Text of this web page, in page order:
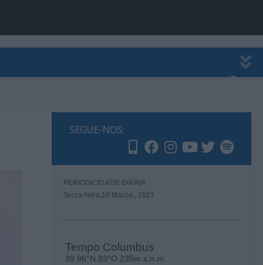
SEGUE-NOS:
PERIODICIDADE DIÁRIA
Terça-feira,16 Março , 2021